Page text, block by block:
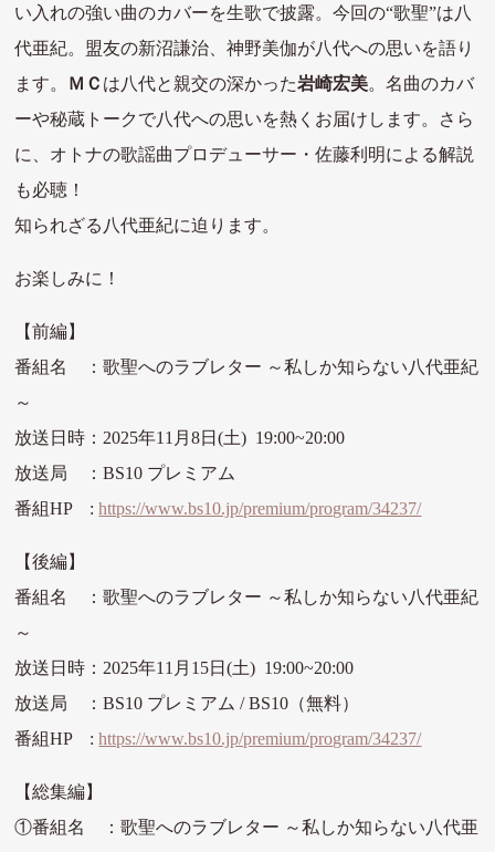
い入れの強い曲のカバーを生歌で披露。今回の“歌聖”は八
代亜紀。盟友の新沼謙治、神野美伽が八代への思いを語り
ます。 ＭＣ は八代と親交の深かった岩崎宏美。名曲のカバ
ーや秘蔵トークで八代への思いを熱くお届けします。さら
に、オトナの歌謡曲プロデューサー・佐藤利明による解説
も必聴！
知られざる八代亜紀に迫ります。
お楽しみに！
【前編】
番組名 ：歌聖へのラブレター ～私しか知らない八代亜紀
～
放送日時：2025年11月8日(土) 19:00~20:00
放送局 ：BS10 プレミアム
番組HP :https://www.bs10.jp/premium/program/34237/
【後編】
番組名 ：歌聖へのラブレター ～私しか知らない八代亜紀
～
放送日時：2025年11月15日(土) 19:00~20:00
放送局 ：BS10 プレミアム / BS10（無料）
番組HP :https://www.bs10.jp/premium/program/34237/
【総集編】
①番組名 ：歌聖へのラブレター ～私しか知らない八代亜